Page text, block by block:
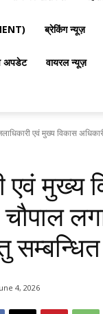
और
दुनिया
की
ब्रेकिंग न्यूज़
अपडेट वायरल न्यूज़
एवं मुख्य विकास
एवं
सम्बन्धित
4, 2026